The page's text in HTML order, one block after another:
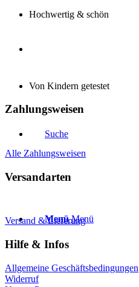
Suche
Menü Menü
Hochwertig & schön
Von Kindern getestet
Zahlungsweisen
Alle Zahlungsweisen
Versandarten
Versand & Lieferung
Hilfe & Infos
Allgemeine Geschäftsbedingungen
Widerruf